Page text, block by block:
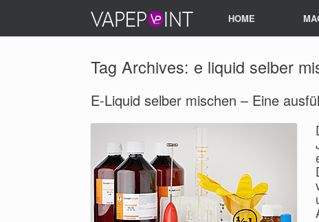
HOME
Tag Archives: e liquid selber
E-Liquid selber mischen – Eine